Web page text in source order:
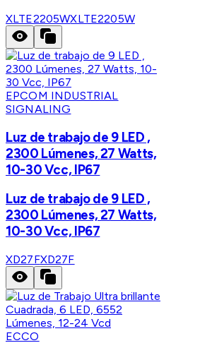
XLTE2205WXLTE2205W
EPCOM INDUSTRIAL
SIGNALING
Luz de trabajo de 9 LED ,
2300 Lúmenes, 27 Watts,
10-30 Vcc, IP67
Luz de trabajo de 9 LED ,
2300 Lúmenes, 27 Watts,
10-30 Vcc, IP67
XD27FXD27F
ECCO